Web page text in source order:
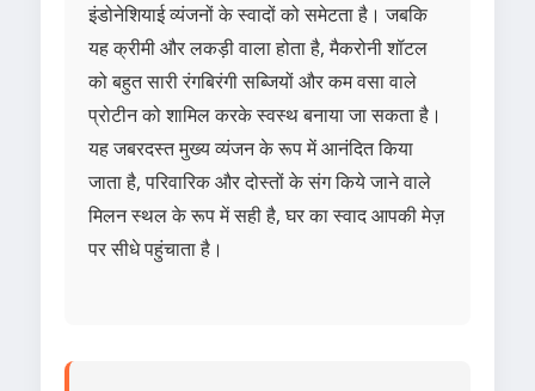
इंडोनेशियाई व्यंजनों के स्वादों को समेटता है। जबकि
यह क्रीमी और लकड़ी वाला होता है, मैकरोनी शॉटल
को बहुत सारी रंगबिरंगी सब्जियों और कम वसा वाले
प्रोटीन को शामिल करके स्वस्थ बनाया जा सकता है।
यह जबरदस्त मुख्य व्यंजन के रूप में आनंदित किया
जाता है, परिवारिक और दोस्तों के संग किये जाने वाले
मिलन स्थल के रूप में सही है, घर का स्वाद आपकी मेज़
पर सीधे पहुंचाता है।